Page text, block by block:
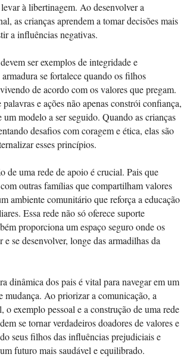
à libertinagem. Ao desenvolver a
as crianças aprendem a tomar decisões mais
a influências negativas.
ser exemplos de integridade e
se fortalece quando os filhos
de acordo com os valores que pregam.
e ações não apenas constrói confiança,
um modelo a ser seguido. Quando as crianças
desafios com coragem e ética, elas são
esses princípios.
de uma rede de apoio é crucial. Pais que
outras famílias que compartilham valores
ambiente comunitário que reforça a educação
Essa rede não só oferece suporte
proporciona um espaço seguro onde os
se desenvolver, longe das armadilhas da
dinâmica dos pais é vital para navegar em um
mudança. Ao priorizar a comunicação, a
o exemplo pessoal e a construção de uma rede
se tornar verdadeiros doadores de valores e
seus filhos das influências prejudiciais e
futuro mais saudável e equilibrado.